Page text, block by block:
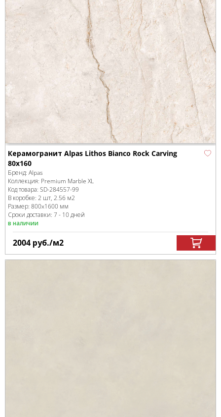
Керамогранит Alpas Lithos Bianco Rock Carving
80x160
Бренд: Alpas
Коллекция: Premium Marble XL
Код товара: SD-284557-99
В коробке: 2 шт, 2.56 м2
Размер: 800x1600 мм
Сроки доставки: 7 - 10 дней
в наличии
2004 руб./м2